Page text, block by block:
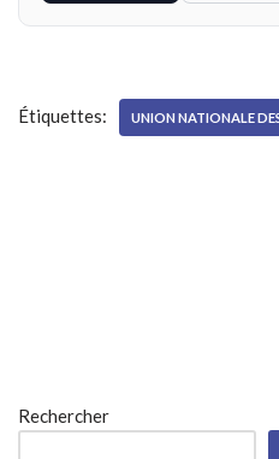
Étiquettes: UNION NATIONALE
Rechercher